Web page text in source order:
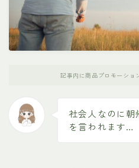
記事内に商品プロモーショ
社会人なのに朝
を言われます…